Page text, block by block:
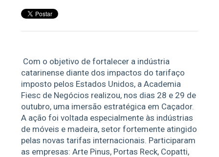
Com o objetivo de fortalecer a indústria
catarinense diante dos impactos do tarifaço
imposto pelos Estados Unidos, a Academia
Fiesc de Negócios realizou, nos dias 28 e 29 de
outubro, uma imersão estratégica em Caçador.
A ação foi voltada especialmente às indústrias
de móveis e madeira, setor fortemente atingido
pelas novas tarifas internacionais. Participaram
as empresas: Arte Pinus, Portas Reck, Copatti,